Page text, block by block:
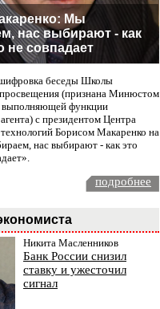
Мы
нас выбирают - как
не совпадает
беседы Школы
просвещения (признана Минюстом
выполняющей функции
с президентом Центра
Борисом Макаренко на
нас выбирают - как это
подробнее
Никита Масленников
Банк России снизил
ставку и ужесточил
сигнал